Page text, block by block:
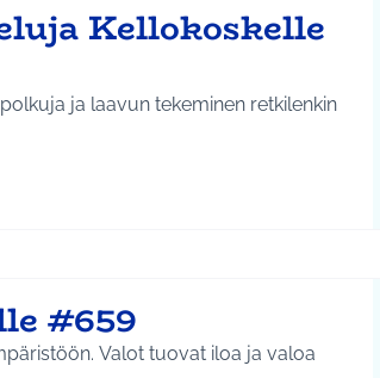
Kellokoskelle
ja laavun tekeminen retkilenkin
#659
iloa ja valoa